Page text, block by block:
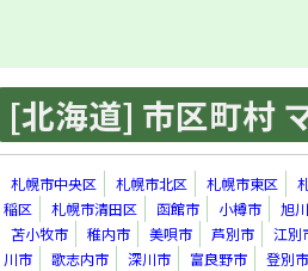
[北海道] 市区町村
札幌市中央区 札幌市北区 札幌市東区
稲区
札幌市清田区 函館市 小樽市
旭
苫小牧市
稚内市 美唄市 芦別市
江別
川市
歌志内市 深川市 富良野市
登別市